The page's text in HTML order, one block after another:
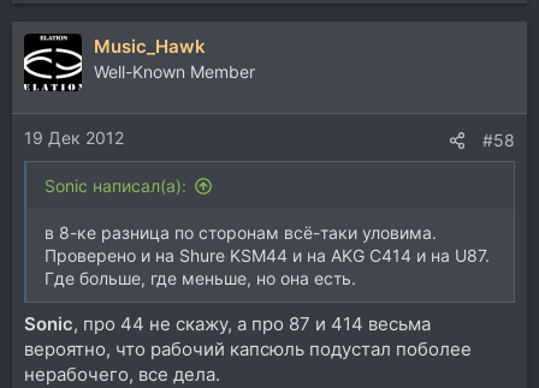
Music_Hawk
Well-Known Member
19 Дек 2012 #58
Sonic написал(а):
в 8-ке разница по сторонам всё-таки уловима.
Проверено и на Shure KSM44 и на AKG C414 и на U87.
Где больше, где меньше, но она есть.
Sonic, про 44 не скажу, а про 87 и 414 весьма
вероятно, что рабочий капсюль подустал поболее
нерабочего, все дела.